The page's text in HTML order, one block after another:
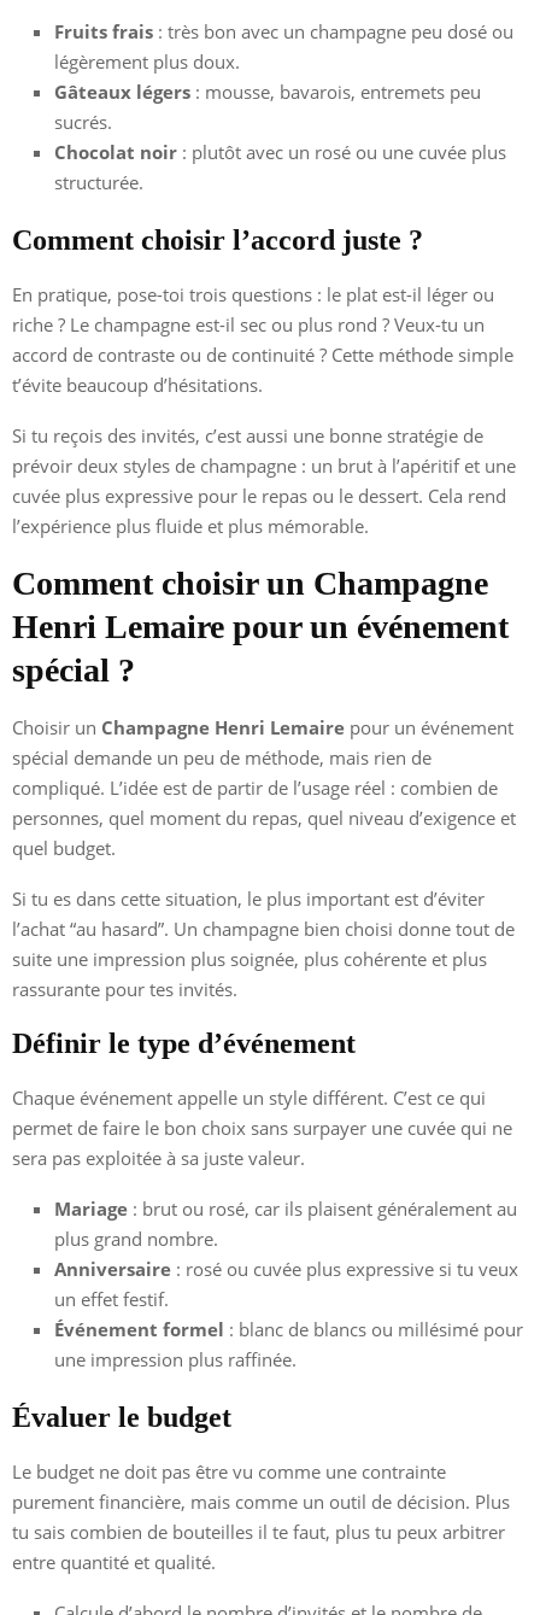
Fruits frais : très bon avec un champagne peu dosé ou
légèrement plus doux.
Gâteaux légers : mousse, bavarois, entremets peu
sucrés.
Chocolat noir : plutôt avec un rosé ou une cuvée plus
structurée.
Comment choisir l’accord juste ?
En pratique, pose-toi trois questions : le plat est-il léger ou
riche ? Le champagne est-il sec ou plus rond ? Veux-tu un
accord de contraste ou de continuité ? Cette méthode simple
t’évite beaucoup d’hésitations.
Si tu reçois des invités, c’est aussi une bonne stratégie de
prévoir deux styles de champagne : un brut à l’apéritif et une
cuvée plus expressive pour le repas ou le dessert. Cela rend
l’expérience plus fluide et plus mémorable.
Comment choisir un Champagne
Henri Lemaire pour un événement
spécial ?
Choisir un Champagne Henri Lemaire pour un événement
spécial demande un peu de méthode, mais rien de
compliqué. L’idée est de partir de l’usage réel : combien de
personnes, quel moment du repas, quel niveau d’exigence et
quel budget.
Si tu es dans cette situation, le plus important est d’éviter
l’achat “au hasard”. Un champagne bien choisi donne tout de
suite une impression plus soignée, plus cohérente et plus
rassurante pour tes invités.
Définir le type d’événement
Chaque événement appelle un style différent. C’est ce qui
permet de faire le bon choix sans surpayer une cuvée qui ne
sera pas exploitée à sa juste valeur.
Mariage : brut ou rosé, car ils plaisent généralement au
plus grand nombre.
Anniversaire : rosé ou cuvée plus expressive si tu veux
un effet festif.
Événement formel : blanc de blancs ou millésimé pour
une impression plus raffinée.
Évaluer le budget
Le budget ne doit pas être vu comme une contrainte
purement financière, mais comme un outil de décision. Plus
tu sais combien de bouteilles il te faut, plus tu peux arbitrer
entre quantité et qualité.